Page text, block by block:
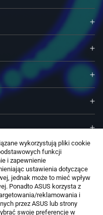
wykorzystują pliki cookie
funkcji
i zapewnienie
ustawienia dotyczące
jednak może to mieć wpływ
Ponadto ASUS korzysta z
reklamowania i
przez ASUS lub strony
swoje preferencje w